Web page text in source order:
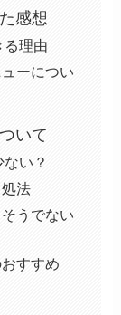
感想
る理由
ーについ
いて
い？
法
うでない
すすめ